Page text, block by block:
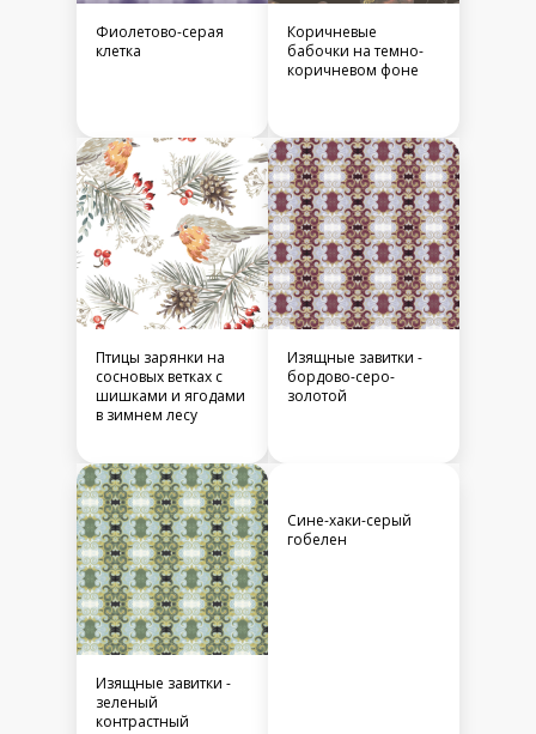
Фиолетово-серая
клетка
Коричневые
бабочки на темно-
коричневом фоне
Птицы зарянки на
сосновых ветках с
шишками и ягодами
в зимнем лесу
Изящные завитки -
бордово-серо-
золотой
Изящные завитки -
зеленый
контрастный
Сине-хаки-серый
гобелен